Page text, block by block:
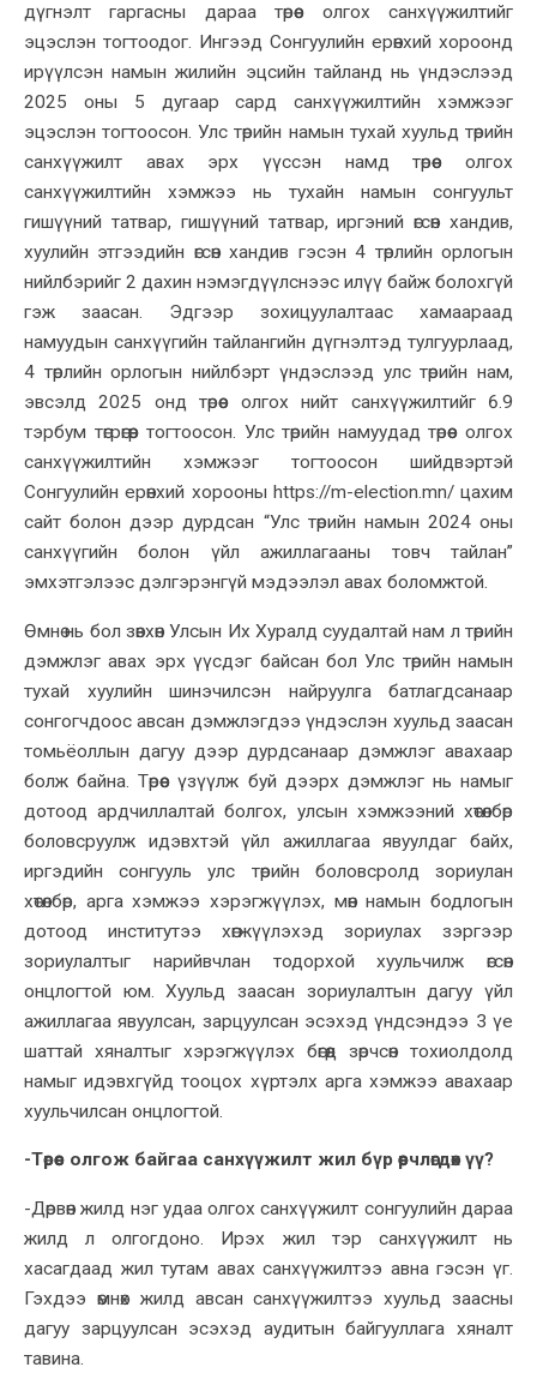
дүгнэлт гаргасны дараа төрөөс олгох санхүүжилтийг
эцэслэн тогтоодог. Ингээд Сонгуулийн ерөнхий хороонд
ирүүлсэн намын жилийн эцсийн тайланд нь үндэслээд
2025 оны 5 дугаар сард санхүүжилтийн хэмжээг
эцэслэн тогтоосон. Улс төрийн намын тухай хуульд төрийн
санхүүжилт авах эрх үүссэн намд төрөөс олгох
санхүүжилтийн хэмжээ нь тухайн намын сонгуульт
гишүүний татвар, гишүүний татвар, иргэний өгсөн хандив,
хуулийн этгээдийн өгсөн хандив гэсэн 4 төрлийн орлогын
нийлбэрийг 2 дахин нэмэгдүүлснээс илүү байж болохгүй
гэж заасан. Эдгээр зохицуулалтаас хамаараад
намуудын санхүүгийн тайлангийн дүгнэлтэд тулгуурлаад,
4 төрлийн орлогын нийлбэрт үндэслээд улс төрийн нам,
эвсэлд 2025 онд төрөөс олгох нийт санхүүжилтийг 6.9
тэрбум төгрөгөөр тогтоосон. Улс төрийн намуудад төрөөс олгох
санхүүжилтийн хэмжээг тогтоосон шийдвэртэй
Сонгуулийн ерөнхий хорооны https://m-election.mn/ цахим
сайт болон дээр дурдсан “Улс төрийн намын 2024 оны
санхүүгийн болон үйл ажиллагааны товч тайлан”
эмхэтгэлээс дэлгэрэнгүй мэдээлэл авах боломжтой.
Өмнө нь бол зөвхөн Улсын Их Хуралд суудалтай нам л төрийн
дэмжлэг авах эрх үүсдэг байсан бол Улс төрийн намын
тухай хуулийн шинэчилсэн найруулга батлагдсанаар
сонгогчдоос авсан дэмжлэгдээ үндэслэн хуульд заасан
томьёоллын дагуу дээр дурдсанаар дэмжлэг авахаар
болж байна. Төрөөс үзүүлж буй дээрх дэмжлэг нь намыг
дотоод ардчиллалтай болгох, улсын хэмжээний хөтөлбөр
боловсруулж идэвхтэй үйл ажиллагаа явуулдаг байх,
иргэдийн сонгууль улс төрийн боловсролд зориулан
хөтөлбөр, арга хэмжээ хэрэгжүүлэх, мөн намын бодлогын
дотоод институтээ хөгжүүлэхэд зориулах зэргээр
зориулалтыг нарийвчлан тодорхой хуульчилж өгсөн
онцлогтой юм. Хуульд заасан зориулалтын дагуу үйл
ажиллагаа явуулсан, зарцуулсан эсэхэд үндсэндээ 3 үе
шаттай хяналтыг хэрэгжүүлэх бөгөөд зөрчсөн тохиолдолд
намыг идэвхгүйд тооцох хүртэлх арга хэмжээ авахаар
хуульчилсан онцлогтой.
-Төрөөс олгож байгаа санхүүжилт жил бүр өөрчлөгдөх үү?
-Дөрвөн жилд нэг удаа олгох санхүүжилт сонгуулийн дараа
жилд л олгогдоно. Ирэх жил тэр санхүүжилт нь
хасагдаад жил тутам авах санхүүжилтээ авна гэсэн үг.
Гэхдээ өмнөх жилд авсан санхүүжилтээ хуульд заасны
дагуу зарцуулсан эсэхэд аудитын байгууллага хяналт
тавина.